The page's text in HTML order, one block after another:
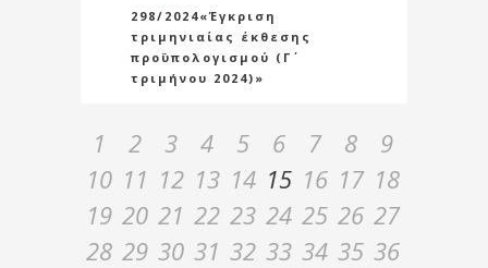
298/2024«Έγκριση
τριμηνιαίας έκθεσης
προϋπολογισμού (Γ΄
τριμήνου 2024)»
1 2 3 4 5 6 7 8
9
10 11 12 13 14 15 16 17 18
19 20 21 22 23 24 25 26 27
28 29 30 31 32 33 34 35 36